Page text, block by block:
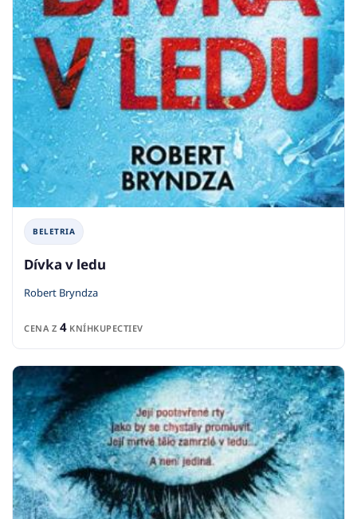
BELETRIA
Dívka v ledu
Robert Bryndza
CENA Z 4KNÍHKUPECTIEV